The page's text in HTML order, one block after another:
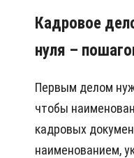
Кадровое
нуля –
Первым делом
чтобы
кадровых
наименованием,